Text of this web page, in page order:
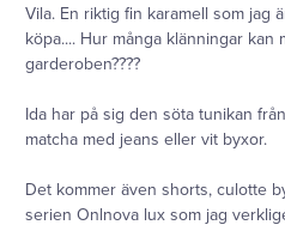
Vila. En riktig fin karamell som jag
köpa.... Hur många klänningar kan
garderoben????
Ida har på sig den söta tunikan
matcha med jeans eller vit byxor.
Det kommer även shorts, culotte
serien Onlnova lux som jag